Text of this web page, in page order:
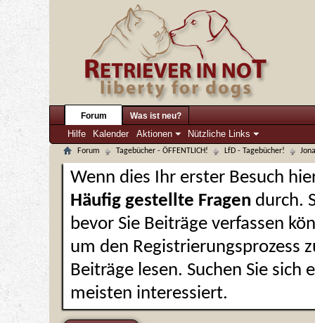
Forum
Hilfe Kalender Aktionen Nützliche Links
Was ist neu?
Forum Tagebücher - ÖFFENTLICH! LfD - Tagebücher!
Wenn dies Ihr erster Besuch
Häufig gestellte Fragen durch.
bevor Sie Beiträge verfassen
um den Registrierungsprozess
Beiträge lesen. Suchen Sie sich
meisten interessiert.